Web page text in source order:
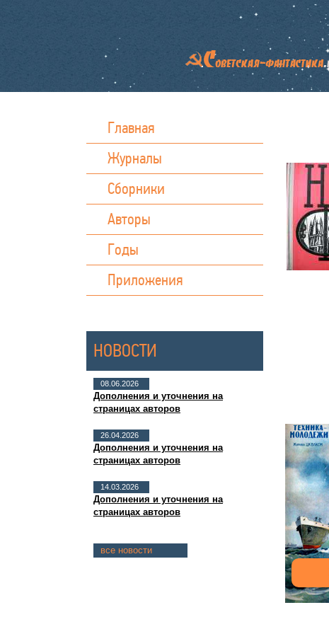
Главная
Журналы
Сборники
Авторы
Годы
Приложения
НОВОСТИ
08.06.2026
Дополнения и уточнения на
страницах авторов
26.04.2026
Дополнения и уточнения на
страницах авторов
14.03.2026
Дополнения и уточнения на
страницах авторов
все новости